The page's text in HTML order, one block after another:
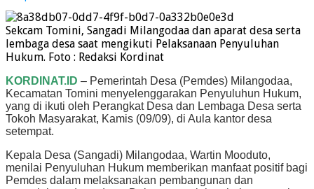
Sekcam Tomini, Sangadi Milangodaa dan aparat desa serta
lembaga desa saat mengikuti Pelaksanaan Penyuluhan
Hukum. Foto : Redaksi Kordinat
KORDINAT.ID – Pemerintah Desa (Pemdes) Milangodaa,
Kecamatan Tomini menyelenggarakan Penyuluhun Hukum,
yang di ikuti oleh Perangkat Desa dan Lembaga Desa serta
Tokoh Masyarakat, Kamis (09/09), di Aula kantor desa
setempat.
Kepala Desa (Sangadi) Milangodaa, Wartin Mooduto,
menilai Penyuluhan Hukum memberikan manfaat positif bagi
Pemdes dalam melaksanakan pembangunan dan